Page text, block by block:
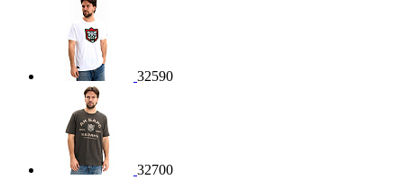
32590
32700